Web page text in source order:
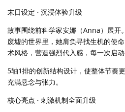
末日设定 · 沉浸体验升级
故事围绕前科学家安娜（Anna）展开
废墟的世界里，她肩负寻找生机的使
术风格，营造强烈代入感，每一次启动
5轴1排的创新结构设计，使整体节奏
充满悬念与张力。
核心亮点 · 刺激机制全面升级